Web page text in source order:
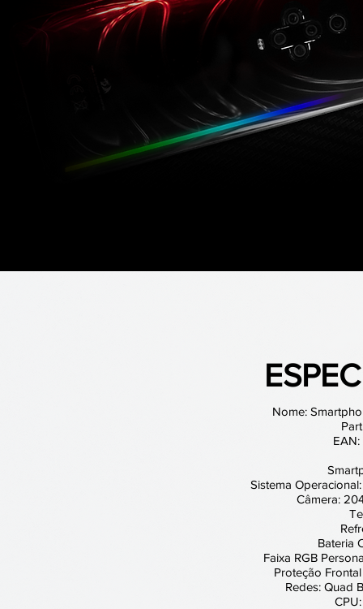
Nome:
Sistema
Câmera:
Bateria
Faixa RGB
Proteção
Redes: Quad